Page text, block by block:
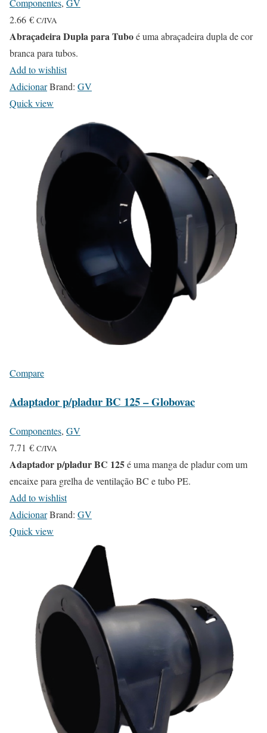
2.66 € C/IVA
Abraçadeira Dupla para Tuboé uma abraçadeira dupla de cor
branca para tubos.
Add to wishlist
AdicionarBrand: GV
Quick view
Compare
Adaptador p/pladur BC 125 – Globovac
Componentes, GV
7.71 € C/IVA
Adaptador p/pladur BC 125é uma manga de pladur com um
encaixe para grelha de ventilação BC e tubo PE.
Add to wishlist
AdicionarBrand: GV
Quick view